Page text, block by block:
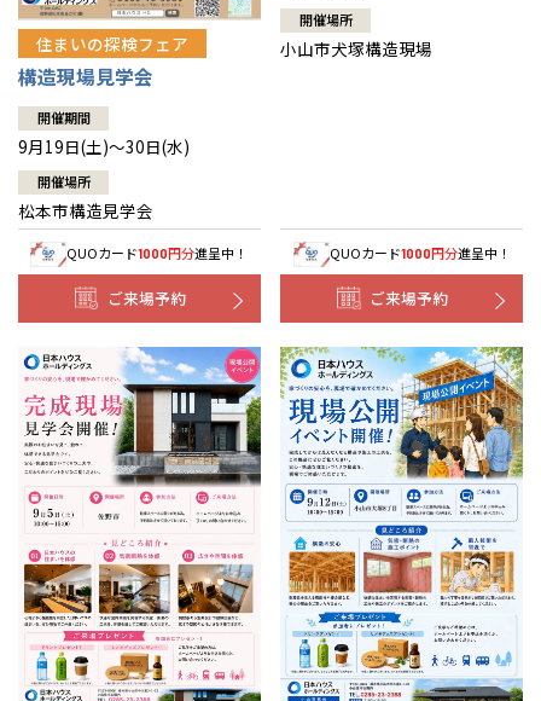
住まいの探検フェア
構造現場見学会
開催期間
9月19日(土)～30日(水)
開催場所
松本市構造見学会
QUOカード1000円分進呈中！
ご来場予約
開催場所
小山市犬塚構造現場
QUOカード1000円分進呈中！
ご来場予約